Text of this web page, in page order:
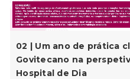
02 | Um ano de prática
Govitecano na
Hospital de Dia